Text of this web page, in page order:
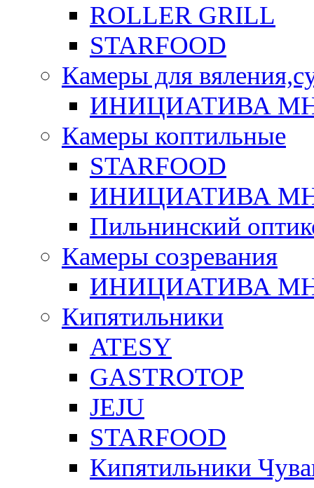
ROLLER GRILL
STARFOOD
Камеры для
ИНИЦИАТИВА
Камеры коптильные
STARFOOD
ИНИЦИАТИВА
Пильнинский
Камеры созревания
ИНИЦИАТИВА
Кипятильники
ATESY
GASTROTOP
JEJU
STARFOOD
Кипятильники